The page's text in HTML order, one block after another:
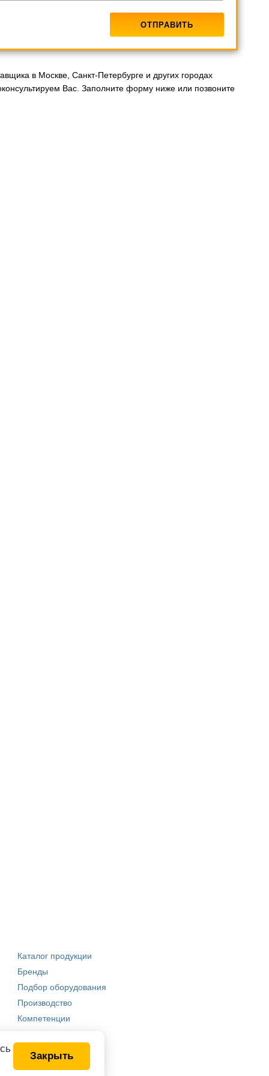
в Москве, Санкт-Петербурге и других городах
Вас. Заполните форму ниже или позвоните
Каталог продукции
Бренды
Подбор оборудования
Производство
Компетенции
Закрыть